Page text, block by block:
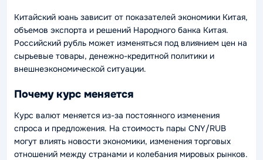
Китайский юань зависит от показателей экономики Китая,
объемов экспорта и решений Народного банка Китая.
Российский рубль может изменяться под влиянием цен на
сырьевые товары, денежно-кредитной политики и
внешнеэкономической ситуации.
Почему курс меняется
Курс валют меняется из-за постоянного изменения
спроса и предложения. На стоимость пары CNY/RUB
могут влиять новости экономики, изменения торговых
отношений между странами и колебания мировых рынков.